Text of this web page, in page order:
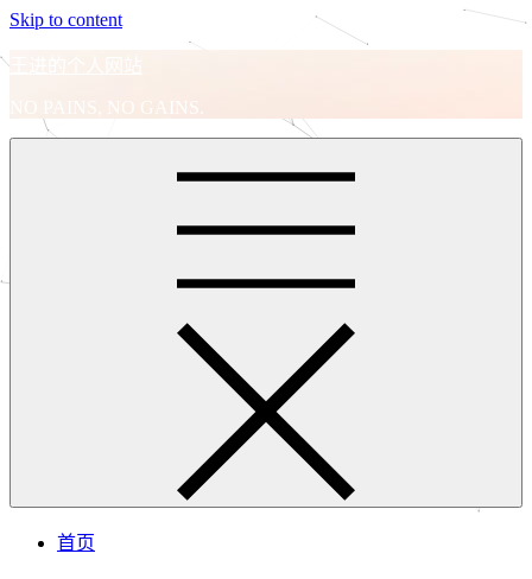
Skip to content
王进的个人网站
NO PAINS, NO GAINS.
首页